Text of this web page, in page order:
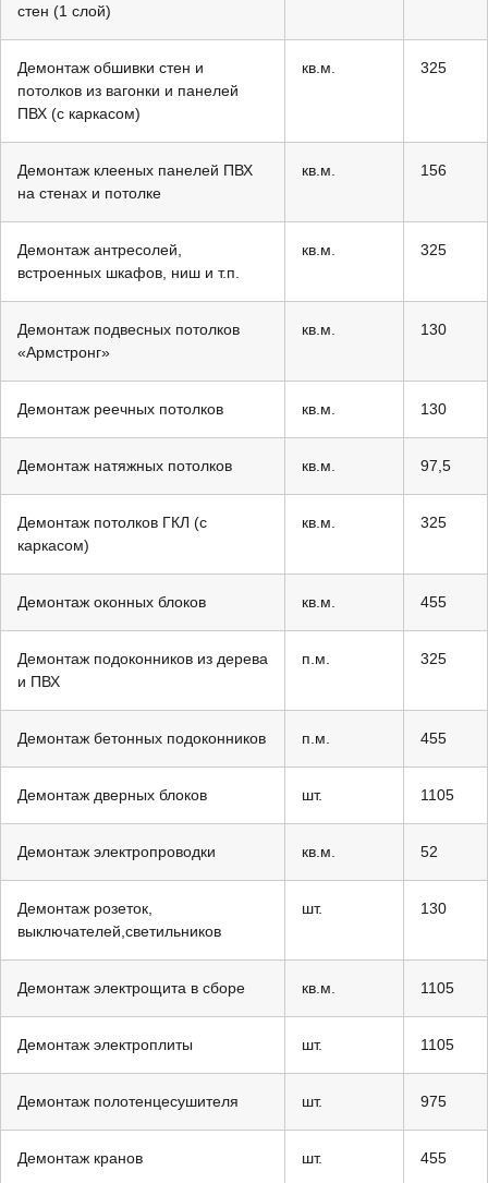
стен (1 слой)
Демонтаж обшивки стен и
потолков из вагонки и панелей
ПВХ (с каркасом)
кв.м. 325
Демонтаж клееных панелей ПВХ
на стенах и потолке
кв.м. 156
Демонтаж антресолей,
встроенных шкафов, ниш и т.п.
кв.м. 325
Демонтаж подвесных потолков
«Армстронг»
кв.м. 130
Демонтаж реечных потолков кв.м. 130
Демонтаж натяжных потолков кв.м. 97,5
Демонтаж потолков ГКЛ (с
каркасом)
кв.м. 325
Демонтаж оконных блоков кв.м. 455
Демонтаж подоконников из дерева
и ПВХ
п.м. 325
Демонтаж бетонных подоконников п.м. 455
Демонтаж дверных блоков шт. 1105
Демонтаж электропроводки кв.м. 52
Демонтаж розеток,
выключателей,светильников
шт. 130
Демонтаж электрощита в сборе кв.м. 1105
Демонтаж электроплиты шт. 1105
Демонтаж полотенцесушителя шт. 975
Демонтаж кранов шт. 455